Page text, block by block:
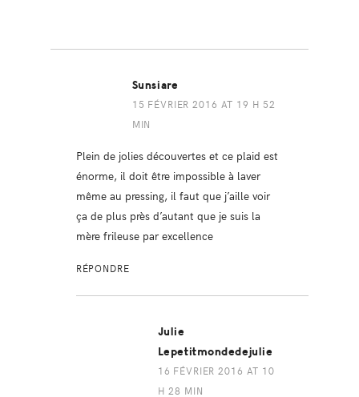
Sunsiare
15 FÉVRIER 2016 AT 19 H 52
MIN
Plein de jolies découvertes et ce plaid est
énorme, il doit être impossible à laver
même au pressing, il faut que j’aille voir
ça de plus près d’autant que je suis la
mère frileuse par excellence
RÉPONDRE
Julie
Lepetitmondedejulie
16 FÉVRIER 2016 AT 10
H 28 MIN